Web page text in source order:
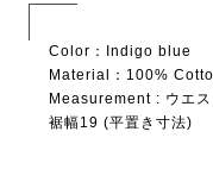
Color：Indigo blue
Material：100%
Measurement : ウエ
裾幅19 (平置き寸法)